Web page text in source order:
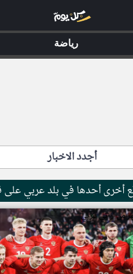
أجدد الاخبار
أحدها في بلد عربي على
من ار تي عربي
رياضة